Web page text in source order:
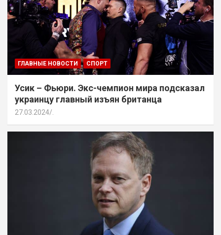
ГЛАВНЫЕ НОВОСТИ СПОРТ
Усик – Фьюри. Экс-чемпион мира подсказал
украинцу главный изъян британца
27.03.2024